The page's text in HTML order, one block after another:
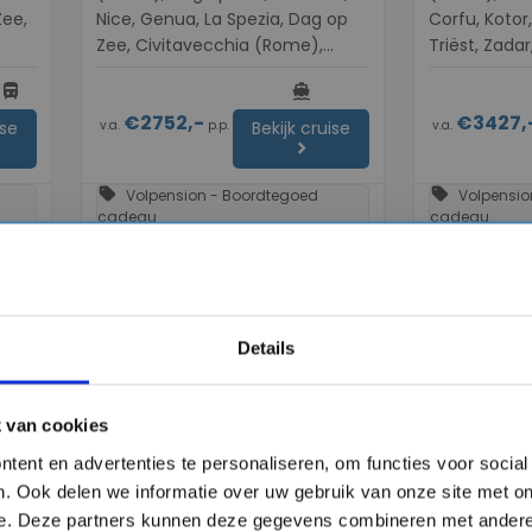
Details
van cookies
en advertenties te personaliseren, om functies voor
Ook delen we informatie over uw gebruik van onze site met
Deze partners kunnen deze gegevens combineren met
directions_bus
Nice, Genua, La Spezia, Dag op
Zee, Civitavecchia (Rome),
Kusadasi, Dardanelles, Istanbul,
Istanbul
v.a. €2752,- p.p.
directions_boat
Bekijk cruise
chevron_right
sell Volpension - Boordtegoed
cadeau
Corfu,
Triëst,
de
v.a.
sell
cadeau
chevron_right chevron_right